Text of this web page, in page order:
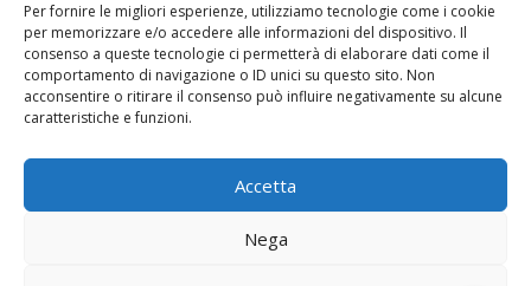
Per fornire le migliori esperienze, utilizziamo tecnologie come i cookie
per memorizzare e/o accedere alle informazioni del dispositivo. Il
consenso a queste tecnologie ci permetterà di elaborare dati come il
comportamento di navigazione o ID unici su questo sito. Non
acconsentire o ritirare il consenso può influire negativamente su alcune
caratteristiche e funzioni.
Accetta
Nega
Necrologi Casale Monferrato
Necrologi Piemonte